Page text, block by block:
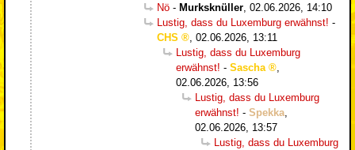
Nö - Murksknüller, 02.06.2026, 14:10
Lustig, dass du Luxemburg erwähnst! -
CHS
, 02.06.2026, 13:11
Lustig, dass du Luxemburg
erwähnst! - Sascha
,
02.06.2026, 13:56
Lustig, dass du Luxemburg
erwähnst! - Spekka,
02.06.2026, 13:57
Lustig, dass du Luxemburg